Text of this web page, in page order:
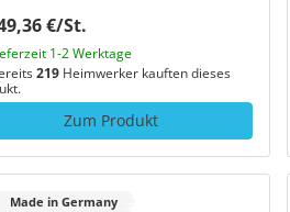
€/St.
1-2 Werktage
219Heimwerker kauften dieses
Zum Produkt
Made in Germany